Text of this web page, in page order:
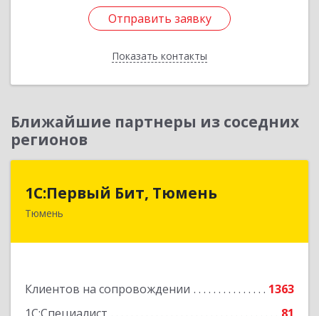
Отправить заявку
Показать контакты
Отправить заявку
Назад
Ближайшие партнеры из соседних
регионов
1С:Первый Бит, Тюмень
Тюмень
Клиентов на сопровождении
1363
1С:Первый Бит, Тюмень
625000, Тюменская обл, Тюмень г, Республики